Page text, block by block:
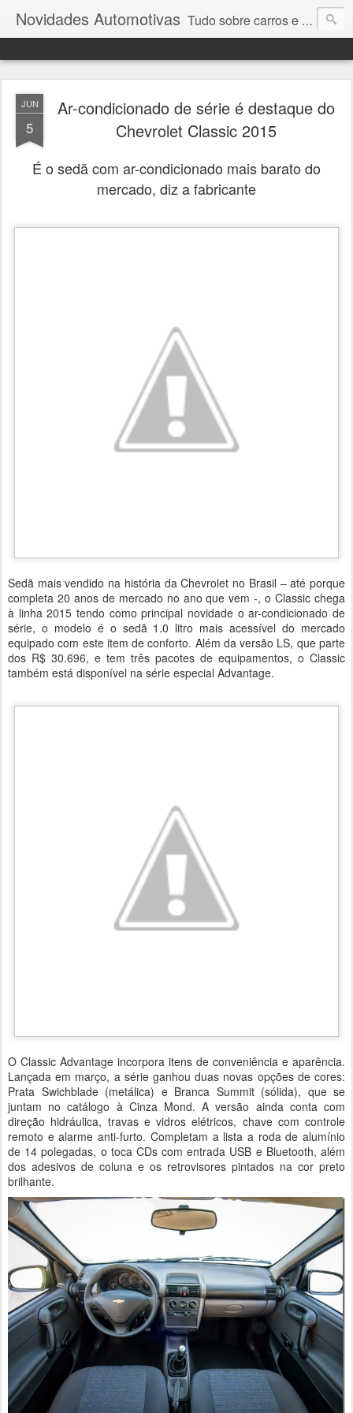
Novidades Automotivas Tudo sobre carros e motores
JUN
5
Ar-condicionado de série é destaque do
Chevrolet Classic 2015
É o sedã com ar-condicionado mais barato do
mercado, diz a fabricante
Sedã mais vendido na história da Chevrolet no Brasil – até porque
completa 20 anos de mercado no ano que vem -, o Classic chega
à linha 2015 tendo como principal novidade o ar-condicionado de
série, o modelo é o sedã 1.0 litro mais acessível do mercado
equipado com este item de conforto. Além da versão LS, que parte
dos R$ 30.696, e tem três pacotes de equipamentos, o Classic
também está disponível na série especial Advantage.
O Classic Advantage incorpora itens de conveniência e aparência.
Lançada em março, a série ganhou duas novas opções de cores:
Prata Swichblade (metálica) e Branca Summit (sólida), que se
juntam no catálogo à Cinza Mond. A versão ainda conta com
direção hidráulica, travas e vidros elétricos, chave com controle
remoto e alarme anti-furto. Completam a lista a roda de alumínio
de 14 polegadas, o toca CDs com entrada USB e Bluetooth, além
dos adesivos de coluna e os retrovisores pintados na cor preto
brilhante.